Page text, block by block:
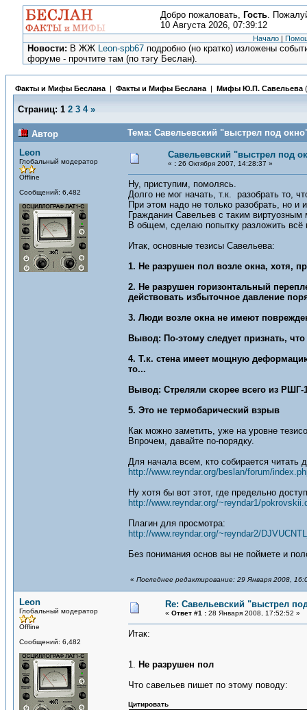
Добро пожаловать, Гость.
10 Августа 2026, 07:39:12
Начало |
Новости: В ЖЖ Leon-spb67 подробно (но кратко) изложены
форуме - прочтите там (по тэгу Беслан).
Факты и Мифы Беслана | Факты и Мифы Беслана | Мифы Ю.П. Савельева
Страниц: 1 2 3 4 »
Автор
Тема: Савельевский "выстрел под
Leon
Глобальный модератор
Offline
Сообщений: 6,482
Савельевский "выстрел под
« : 26 Октября 2007, 14:28:37 »
Ну, приступим, помолясь.
Долго не мог начать, т.к. разобрать то,
При этом надо не только разобрать, но и
Гражданин Савельев с таким
В общем, сделаю попытку разложить всё
Итак, основные тезисы Савельева:
1. Не разрушен пол возле окна, хотя,
2. Не разрушен горизонтальный
действовать избыточное давление
3. Люди возле окна не имеют
Вывод: По-этому следует признать,
4. Т.к. стена имеет мощную
то...
Вывод: Стреляли скорее всего из
5. Это не термобарический взрыв
Как можно заметить, уже на уровне
Впрочем, давайте по-порядку.
Для начала всем, кто собирается читать
http://www.reyndar.org/beslan/forum/
Ну хотя бы вот этот, где предельно
http://www.reyndar.org/~reyndar1/
Плагин для просмотра:
http://www.reyndar.org/~reyndar2/
Без понимания основ вы не поймете и
« Последнее редактирование: 29 Января 2008,
Leon
Глобальный модератор
Offline
Сообщений: 6,482
Re: Савельевский "выстрел
« Ответ #1 : 28 Января 2008, 17:52:52 »
Итак:
1. Не разрушен пол
Что савельев пишет по этому поводу:
Цитировать